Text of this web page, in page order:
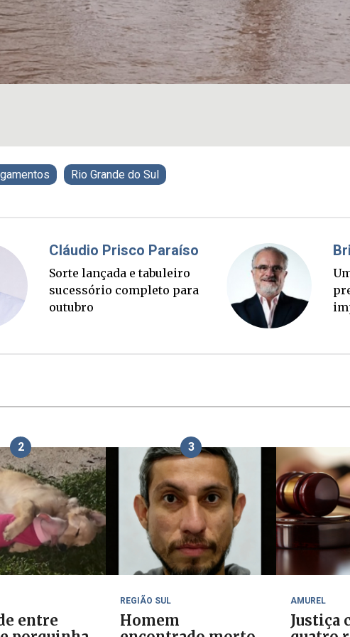
Rio Grande do Sul
Fabiano Bordignon
Ponte Anita Garibaldi virou
palanque eleitoral
2
entre
3
REGIÃO SUL
Homem
AMUREL
Justiça